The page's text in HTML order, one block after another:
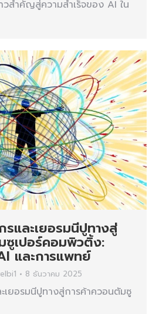
สำคัญสู่ความสำเร็จของ AI ใน
และเยอรมนีปูทางสู่
ซูเปอร์คอมพิวติ้ง:
และการแพทย์
8 ธันวาคม 2025
เยอรมนีปูทางสู่การค้าควอนตัมซู